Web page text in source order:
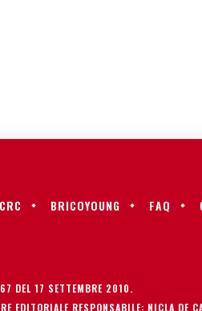
CRC BRICOYOUNG FAQ
DEL 17 SETTEMBRE 2010.
RESPONSABILE: NICLA DE